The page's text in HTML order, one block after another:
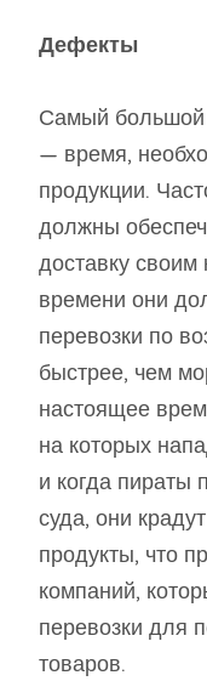
Дефекты
Самый большой
— время,
продукции.
должны
доставку своим
времени они
перевозки по
быстрее, чем
настоящее
на которых
и когда пираты
суда, они
продукты, что
компаний,
перевозки для
товаров.